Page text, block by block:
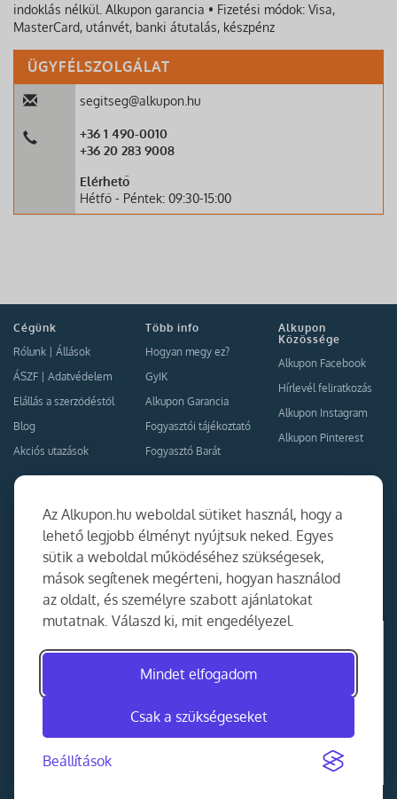
Az Alkupon.hu weboldal sütiket használ, hogy a
lehető legjobb élményt nyújtsuk neked. Egyes
sütik a weboldal működéséhez szükségesek,
mások segítenek megérteni, hogyan használod
az oldalt, és személyre szabott ajánlatokat
mutatnak. Válaszd ki, mit engedélyezel.
Mindet elfogadom
Csak a szükségeseket
Beállítások
indoklás nélkül. Alkupon garancia • Fizetési módok: Visa,
MasterCard, utánvét, banki átutalás, készpénz
ÜGYFÉLSZOLGÁLAT
segitseg@alkupon.hu
+36 1 490-0010
+36 20 283 9008
Elérhető
Hétfő - Péntek: 09:30-15:00
Cégünk
Rólunk
Állások
ÁSZF
Adatvédelem
Elállás a szerződéstől
Blog
Akciós utazások
Több info
Hogyan megy ez?
GyIK
Alkupon Garancia
Fogyasztói tájékoztató
Fogyasztó Barát
Alkupon
Közössége
Alkupon Facebook
Hírlevél feliratkozás
Alkupon Instagram
Alkupon Pinterest
Együttműködés
Kapcsolat
Ajánlj nekünk!
Partner Belépés